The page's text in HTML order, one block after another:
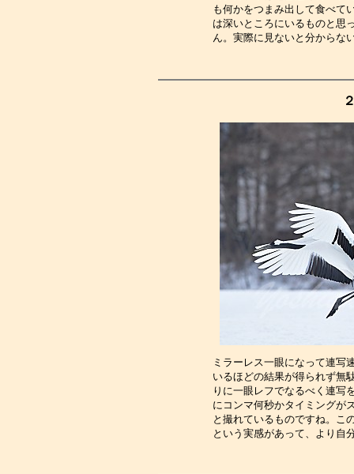
も何かをつまみ出して食べて
は深いところにいるものと思
ん。実際に見ないと
ミラーレス一眼になって連写
いるほどの結果が得られず無
りに一眼レフでなるべく連写
にコンマ何秒かタイミングが
と撮れているものですね。こ
という実感があって、より